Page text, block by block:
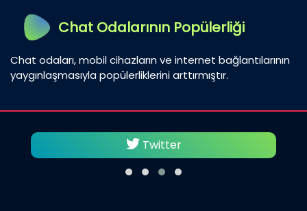
Chat Odalarının Popülerliği
Chat odaları, mobil cihazların ve internet bağlantılarının
yaygınlaşmasıyla popülerliklerini arttırmıştır.
Twitter